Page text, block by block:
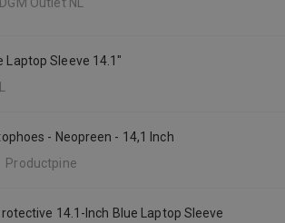
Laptop Sleeve 14.1"
- Neopreen - 14,1 Inch
Productpine
14.1-Inch Blue Laptop Sleeve